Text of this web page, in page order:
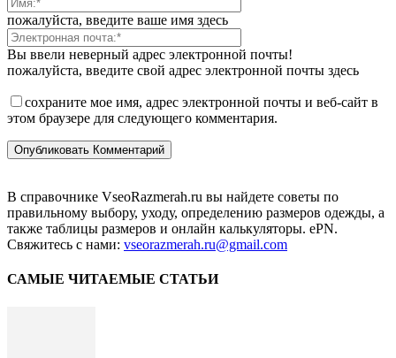
пожалуйста, введите ваше имя здесь
Вы ввели неверный адрес электронной почты!
пожалуйста, введите свой адрес электронной почты здесь
сохраните мое имя, адрес электронной почты и веб-сайт в
этом браузере для следующего комментария.
В справочнике VseoRazmerah.ru вы найдете советы по
правильному выбору, уходу, определению размеров одежды, а
также таблицы размеров и онлайн калькуляторы. ePN.
Свяжитесь с нами: vseorazmerah.ru@gmail.com
САМЫЕ ЧИТАЕМЫЕ СТАТЬИ